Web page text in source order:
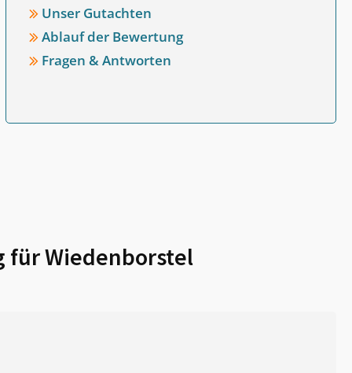
Unser Gutachten
Ablauf der Bewertung
Fragen & Antworten
fürWiedenborstel